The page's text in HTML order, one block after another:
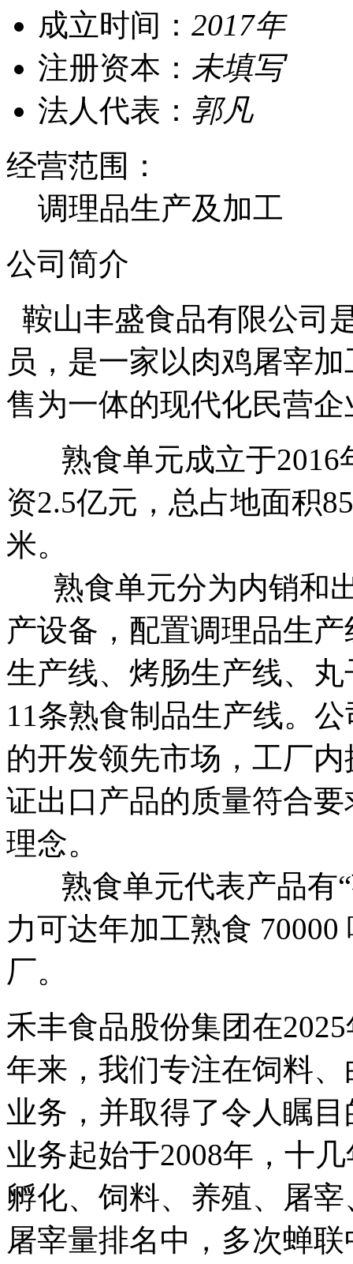
成立时间： 2017年
注册资本： 未填写
法人代表： 郭凡
经营范围：
调理品生产及加工
公司简介
鞍山丰盛食品有限公司
员，是一家以肉鸡屠宰
售为一体的现代化民营企
熟食单元成立于2016
资2.5亿元，总占地面积
米。
熟食单元分为内销和
产设备，配置调理品生
生产线、烤肠生产线、
11条熟食制品生产线。
的开发领先市场，工厂
证出口产品的质量符合
理念。
熟食单元代表产品有“
力可达年加工熟食
厂。
禾丰食品股份集团在
年来，我们专注在饲料
业务，并取得了令人瞩
业务起始于2008年，十
孵化、饲料、养殖、屠
屠宰量排名中，多次蝉